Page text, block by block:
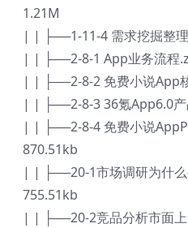
1.21M
| | ├──1-11-4 需求挖掘整
| | ├──2-8-1 App业务流程
| | ├──2-8-2 免费小说App
| | ├──2-8-3 36氪App6.0产
| | ├──2-8-4 免费小说
870.51kb
| | ├──20-1市场调研为什
755.51kb
| | ├──20-2竞品分析市面